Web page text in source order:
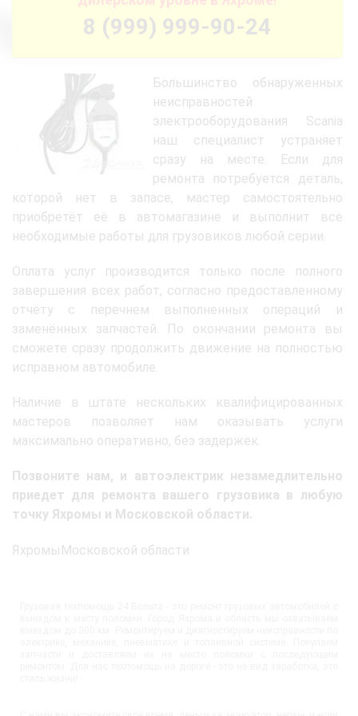
8 (999) 999-90-24
Большинство обнаруженных
неисправностей
электрооборудования Scania
наш специалист устраняет
сразу на месте. Если для
ремонта потребуется деталь,
которой нет в запасе, мастер самостоятельно
приобретёт её в автомагазине и выполнит все
необходимые работы для грузовиков любой серии.
Оплата услуг производится только после полного
завершения всех работ, согласно предоставленному
отчёту с перечнем выполненных операций и
заменённых запчастей. По окончании ремонта вы
сможете сразу продолжить движение на полностью
исправном автомобиле.
Наличие в штате нескольких квалифицированных
мастеров позволяет нам оказывать услуги
максимально оперативно, без задержек.
Позвоните нам, и автоэлектрик незамедлительно
приедет для ремонта вашего грузовика в любую
точку Яхромы и Московской области.
ЯхромыМосковской области